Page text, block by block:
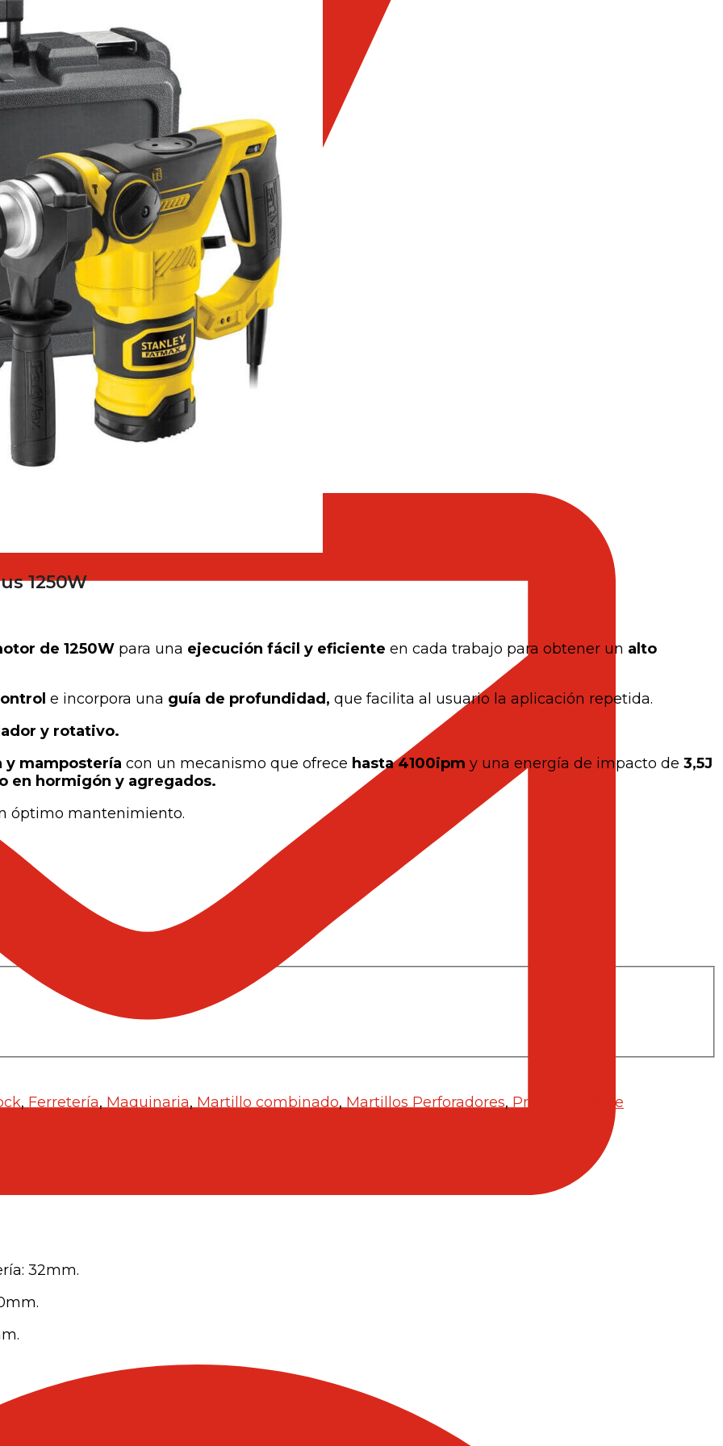
1250W
de 1250W para una ejecución fácil y eficiente en cada trabajo para obtener un alto
e incorpora una guía de profundidad, que facilita al usuario la aplicación repetida.
y rotativo.
y mampostería con un mecanismo que ofrece hasta 4100ipm y una energía de impacto de 3,5J
en hormigón y agregados.
óptimo mantenimiento.
, Ferretería, Maquinaria, Martillo combinado, Martillos Perforadores, Premium Store
32mm.